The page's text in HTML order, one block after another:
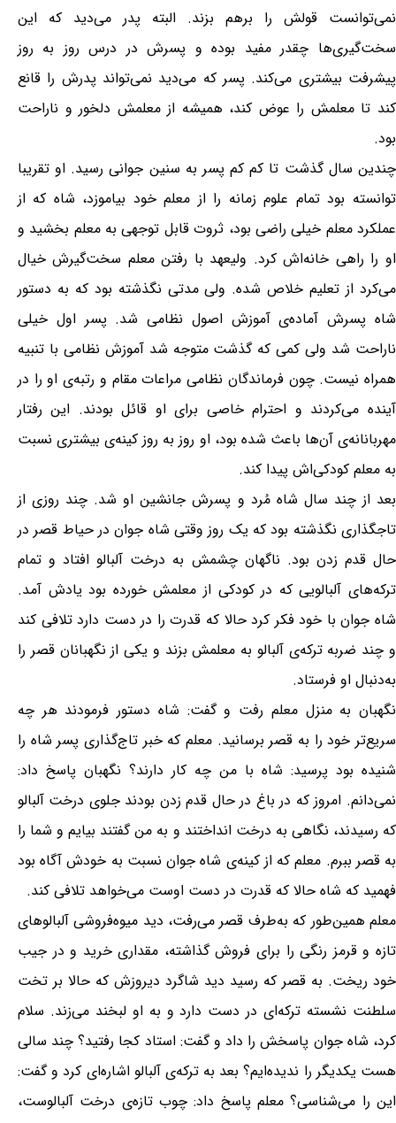
نمی‌توانست قولش را برهم بزند. البته پدر می‌دید که این
سخت‌گیری‌ها چقدر مفید بوده و پسرش در درس روز به روز
پیشرفت بیشتری می‌کند. پسر که می‌دید نمی‌تواند پدرش را قانع
کند تا معلمش را عوض کند، همیشه از معلمش دلخور و ناراحت
بود.
چندین سال گذشت تا کم کم پسر به سنین جوانی رسید. او تقریبا
توانسته بود تمام علوم زمانه را از معلم خود بیاموزد، شاه که از
عملکرد معلم خیلی راضی بود، ثروت قابل توجهی به معلم بخشید و
او را راهی خانه‌اش کرد. ولیعهد با رفتن معلم سخت‌گیرش خیال
می‌کرد از تعلیم خلاص شده. ولی مدتی نگذشته بود که به دستور
شاه پسرش آماده‌ی آموزش اصول نظامی شد. پسر اول خیلی
ناراحت شد ولی کمی که گذشت متوجه شد آموزش نظامی با تنبیه
همراه نیست. چون فرماندگان نظامی مراعات مقام و رتبه‌ی او را در
آینده می‌کردند و احترام خاصی برای او قائل بودند. این رفتار
مهربانانه‌ی آن‌ها باعث شده بود، او روز به روز کینه‌ی بیشتری نسبت
به معلم کودکی‌اش پیدا کند.
بعد از چند سال شاه مُرد و پسرش جانشین او شد. چند روزی از
تاجگذاری نگذشته بود که یک روز وقتی شاه جوان در حیاط قصر در
حال قدم زدن بود. ناگهان چشمش به درخت آلبالو افتاد و تمام
ترکه‌های آلبالویی که در کودکی از معلمش خورده بود یادش آمد.
شاه جوان با خود فکر کرد حالا که قدرت را در دست دارد تلافی کند
و چند ضربه ترکه‌ی آلبالو به معلمش بزند و یکی از نگهبانان قصر را
به‌دنبال او فرستاد.
نگهبان به منزل معلم رفت و گفت: شاه دستور فرمودند هر چه
سریع‌تر خود را به قصر برسانید. معلم که خبر تاج‌گذاری پسر شاه را
شنیده بود پرسید: شاه با من چه کار دارند؟ نگهبان پاسخ داد:
نمی‌دانم. امروز که در باغ در حال قدم زدن بودند جلوی درخت آلبالو
که رسیدند، نگاهی به درخت انداختند و به من گفتند بیایم و شما را
به قصر ببرم. معلم که از کینه‌ی شاه جوان نسبت به خودش آگاه بود
فهمید که شاه حالا که قدرت در دست اوست می‌خواهد تلافی کند.
معلم همین‌طور که به‌طرف قصر می‌رفت، دید میوه‌فروشی آلبالوهای
تازه و قرمز رنگی را برای فروش گذاشته، مقداری خرید و در جیب
خود ریخت. به قصر که رسید دید شاگرد دیروزش که حالا بر تخت
سلطنت نشسته ترکه‌ای در دست دارد و به او لبخند می‌زند. سلام
کرد، شاه جوان پاسخش را داد و گفت: استاد کجا رفتید؟ چند سالی
هست یکدیگر را ندیده‌ایم؟ بعد به ترکه‌ی آلبالو اشاره‌ای کرد و گفت:
این را می‌شناسی؟ معلم پاسخ داد: چوب تازه‌ی درخت آلبالوست،